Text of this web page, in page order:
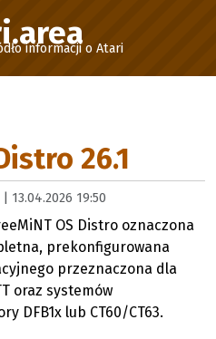
informacji o Atari
26.1
| 13.04.2026 19:50
OS Distro oznaczona
prekonfigurowana
przeznaczona dla
oraz systemów
DFB1x lub CT60/CT63.